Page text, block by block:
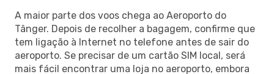
A maior parte dos voos chega ao Aeroporto do
Tânger. Depois de recolher a bagagem, confirme que
tem ligação à Internet no telefone antes de sair do
aeroporto. Se precisar de um cartão SIM local, será
mais fácil encontrar uma loja no aeroporto, embora